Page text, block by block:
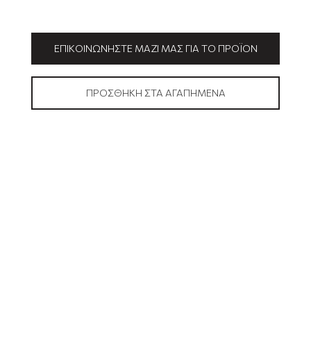
ΕΠΙΚΟΙΝΩΝΉΣΤΕ ΜΑΖΊ ΜΑΣ ΓΙΑ ΤΟ ΠΡΟΪΌΝ
ΠΡΟΣΘΉΚΗ ΣΤΑ ΑΓΑΠΗΜΈΝΑ